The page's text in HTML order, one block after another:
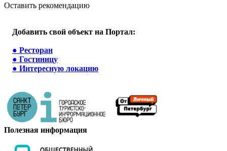
Оставить рекомендацию
Добавить свой объект на Портал:
● Ресторан
● Гостиницу
● Интересную локацию
Полезная информация